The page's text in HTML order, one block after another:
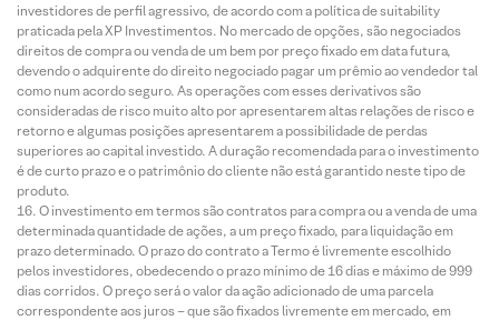
investidores de perfil agressivo, de acordo com a política de suitability
praticada pela XP Investimentos. No mercado de opções, são negociados
direitos de compra ou venda de um bem por preço fixado em data futura,
devendo o adquirente do direito negociado pagar um prêmio ao vendedor tal
como num acordo seguro. As operações com esses derivativos são
consideradas de risco muito alto por apresentarem altas relações de risco e
retorno e algumas posições apresentarem a possibilidade de perdas
superiores ao capital investido. A duração recomendada para o investimento
é de curto prazo e o patrimônio do cliente não está garantido neste tipo de
produto.
O investimento em termos são contratos para compra ou a venda de uma
determinada quantidade de ações, a um preço fixado, para liquidação em
prazo determinado. O prazo do contrato a Termo é livremente escolhido
pelos investidores, obedecendo o prazo mínimo de 16 dias e máximo de 999
dias corridos. O preço será o valor da ação adicionado de uma parcela
correspondente aos juros – que são fixados livremente em mercado, em